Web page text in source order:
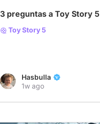
3 preguntas a Toy Story 5
Toy Story 5
Hasbulla
1w ago